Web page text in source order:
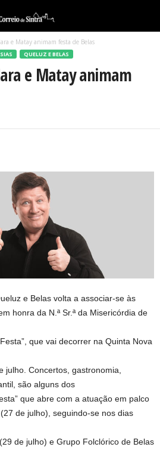
e Matay animam festa de Belas
QUELUZ E BELAS
e Matay animam
e Belas volta a associar-se às
honra da N.ª Sr.ª da Misericórdia de
que vai decorrer na Quinta Nova
julho. Concertos, gastronomia,
são alguns dos
que abre com a atuação em palco
de julho), seguindo-se nos dias
de julho) e Grupo Folclórico de Belas